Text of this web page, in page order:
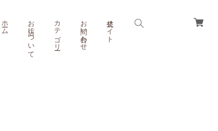
ホーム お店について カテゴリー お問い合わせ 公式サイト